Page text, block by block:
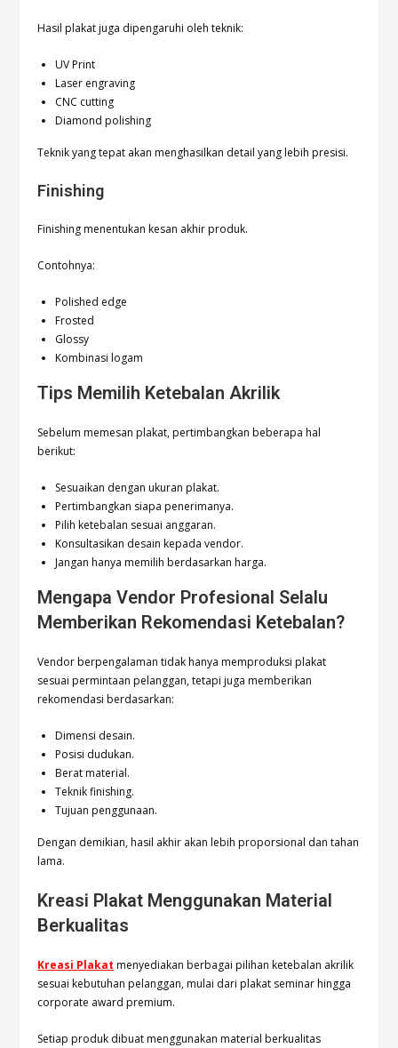
Hasil plakat juga dipengaruhi oleh teknik:
UV Print
Laser engraving
CNC cutting
Diamond polishing
Teknik yang tepat akan menghasilkan detail yang lebih presisi.
Finishing
Finishing menentukan kesan akhir produk.
Contohnya:
Polished edge
Frosted
Glossy
Kombinasi logam
Tips Memilih Ketebalan Akrilik
Sebelum memesan plakat, pertimbangkan beberapa hal
berikut:
Sesuaikan dengan ukuran plakat.
Pertimbangkan siapa penerimanya.
Pilih ketebalan sesuai anggaran.
Konsultasikan desain kepada vendor.
Jangan hanya memilih berdasarkan harga.
Mengapa Vendor Profesional Selalu
Memberikan Rekomendasi Ketebalan?
Vendor berpengalaman tidak hanya memproduksi plakat
sesuai permintaan pelanggan, tetapi juga memberikan
rekomendasi berdasarkan:
Dimensi desain.
Posisi dudukan.
Berat material.
Teknik finishing.
Tujuan penggunaan.
Dengan demikian, hasil akhir akan lebih proporsional dan tahan
lama.
Kreasi Plakat Menggunakan Material
Berkualitas
Kreasi Plakat menyediakan berbagai pilihan ketebalan akrilik
sesuai kebutuhan pelanggan, mulai dari plakat seminar hingga
corporate award premium.
Setiap produk dibuat menggunakan material berkualitas